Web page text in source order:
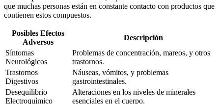
que ‍muchas⁤ personas están en constante contacto con‌ productos que
contienen estos compuestos.
Posibles Efectos
Adversos
Descripción
Síntomas
Neurológicos
Problemas de concentración, mareos,⁣ y⁢ otros
trastornos.
Trastornos
Digestivos
Náuseas, ⁢vómitos, y problemas
⁤gastrointestinales.
Desequilibrio⁤
Electroquímico
Alteraciones en los ⁣niveles⁤ de ‌minerales
esenciales en el cuerpo.